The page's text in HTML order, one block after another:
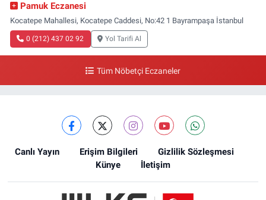
Pamuk Eczanesi
Kocatepe Mahallesi, Kocatepe Caddesi, No:42 1 Bayrampaşa İstanbul
0 (212) 437 02 92 Yol Tarifi Al
Tüm Nöbetçi Eczaneler
Canlı Yayın Erişim Bilgileri
Gizlilik Sözleşmesi
Künye
İletişim